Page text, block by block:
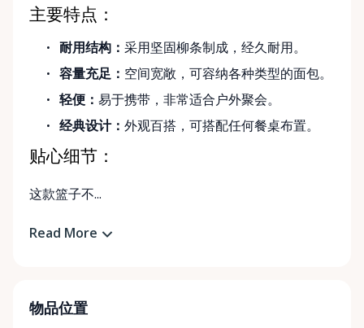
主要特点：
耐用结构：采用坚固柳条制成，经久耐用。
容量充足： 空间宽敞，可容纳各种类型的面包。
轻便：易于携带，非常适合户外聚会。
经典设计：外观百搭，可搭配任何餐桌布置。
贴心细节：
这款篮子不...
Read More
物品位置